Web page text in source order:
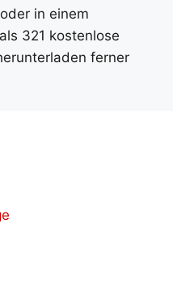
in einem
321 kostenlose
ferner